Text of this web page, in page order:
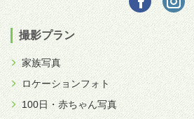
撮影プラン
家族写真
ロケーションフォト
100日・赤ちゃん写真